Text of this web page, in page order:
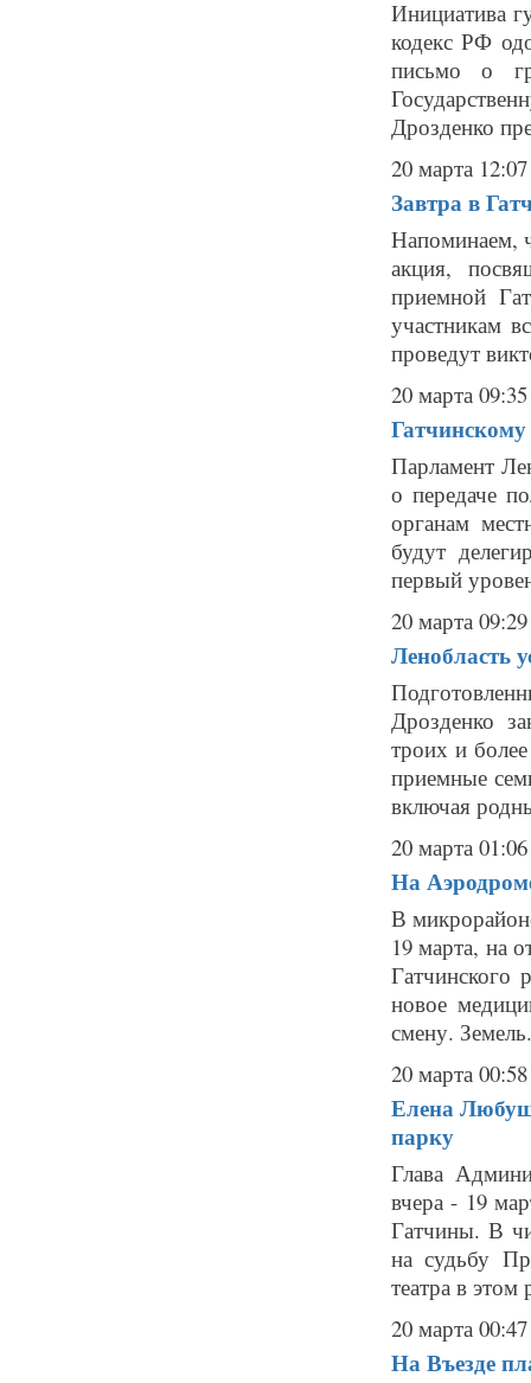
Инициатива
кодекс РФ
письмо о
Дрозденко
20 марта 12:07
Завтра в
Напоминаем,
акция,
приемной
участникам
проведут
20 марта 09:35
Парламент
о передаче
органам
будут
первый
20 марта 09:29
Ленобласть
Дрозденко
троих и
приемные
включая
20 марта 01:06
На
В
19 марта, на
новое
смену.
20 марта 00:58
Елена
парку
Глава
вчера - 19
Гатчины. В
на судьбу
театра в этом
20 марта 00:47
На Въезде